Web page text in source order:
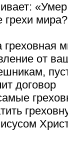
грехи
греховная
от
договор